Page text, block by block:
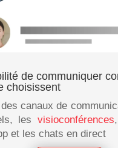
de communiquer
choisissent
des canaux de
les visioconférences
et les chats en direct